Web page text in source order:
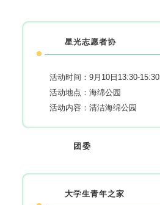
星光志愿者协
活动时间：9月10日13:30-15:30
活动地点：海绵公园
活动内容：清洁海绵公园
团委
大学生青年之家